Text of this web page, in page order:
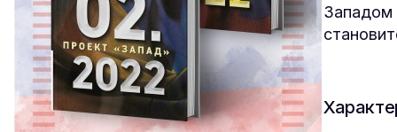
Западом